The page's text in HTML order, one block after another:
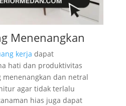
Menenangkan
kerja dapat
hati dan produktivitas
menenangkan dan netral
agar tidak terlalu
hias juga dapat